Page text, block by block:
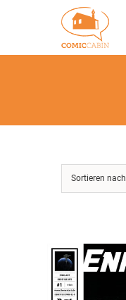
springen
Sortieren nach